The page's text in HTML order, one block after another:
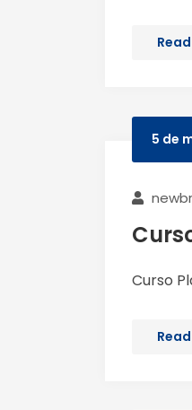
5 de
Curso